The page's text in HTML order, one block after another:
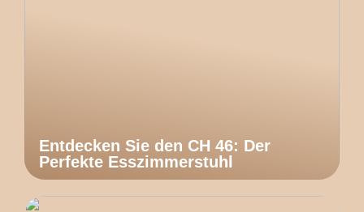
Entdecken Sie den CH 46: Der
Perfekte Esszimmerstuhl